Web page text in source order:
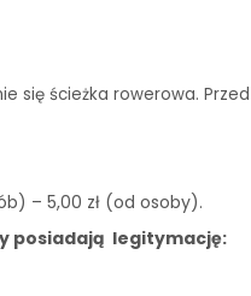
się ścieżka rowerowa.
– 5,00 zł (od osoby).
posiadają legitymację: